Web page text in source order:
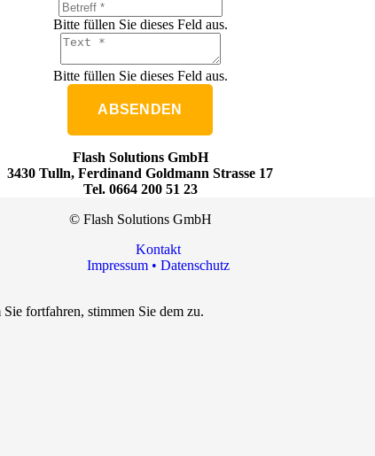
Bitte füllen Sie dieses Feld aus.
Bitte füllen Sie dieses Feld aus.
ABSENDEN
Flash Solutions GmbH
3430 Tulln, Ferdinand Goldmann Strasse 17
Tel. 0664 200 51 23
© Flash Solutions GmbH
Kontakt
Impressum • Datenschutz
fortfahren, stimmen Sie dem zu.